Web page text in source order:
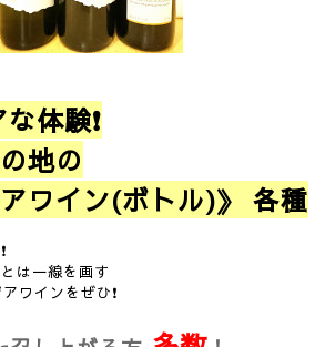
体験❗
地の
ワイン(ボトル)》 各種
は一線を画す
ワインをぜひ❗